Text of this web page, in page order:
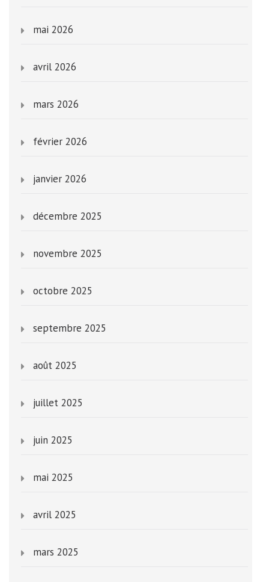
mai 2026
avril 2026
mars 2026
février 2026
janvier 2026
décembre 2025
novembre 2025
octobre 2025
septembre 2025
août 2025
juillet 2025
juin 2025
mai 2025
avril 2025
mars 2025